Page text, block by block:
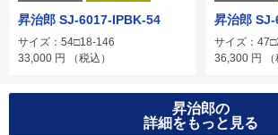
昇治郎 SJ-6017-IPBK-54
サイズ：54□18-146
33,000 円 （税込）
昇治郎
サイズ：
36,300 円
昇治郎の
詳細をもっと見る